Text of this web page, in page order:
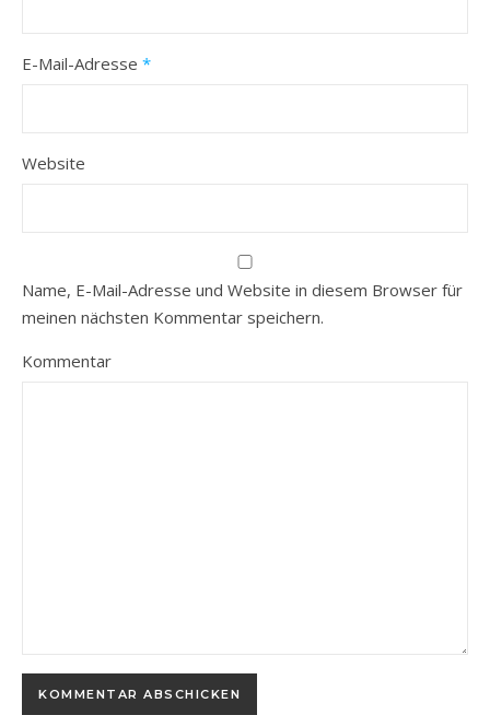
E-Mail-Adresse *
Website
Name, E-Mail-Adresse und Website in diesem Browser für
meinen nächsten Kommentar speichern.
Kommentar